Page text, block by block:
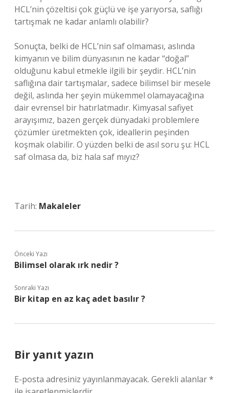
HCL’nin çözeltisi çok güçlü ve işe yarıyorsa, saflığı
tartışmak ne kadar anlamlı olabilir?
Sonuçta, belki de HCL’nin saf olmaması, aslında
kimyanın ve bilim dünyasının ne kadar “doğal”
olduğunu kabul etmekle ilgili bir şeydir. HCL’nin
saflığına dair tartışmalar, sadece bilimsel bir mesele
değil, aslında her şeyin mükemmel olamayacağına
dair evrensel bir hatırlatmadır. Kimyasal safiyet
arayışımız, bazen gerçek dünyadaki problemlere
çözümler üretmekten çok, ideallerin peşinden
koşmak olabilir. O yüzden belki de asıl soru şu: HCL
saf olmasa da, biz hala saf mıyız?
Tarih: Makaleler
Önceki Yazı
Bilimsel olarak ırk nedir ?
Sonraki Yazı
Bir kitap en az kaç adet basılır ?
Bir yanıt yazın
E-posta adresiniz yayınlanmayacak. Gerekli alanlar*